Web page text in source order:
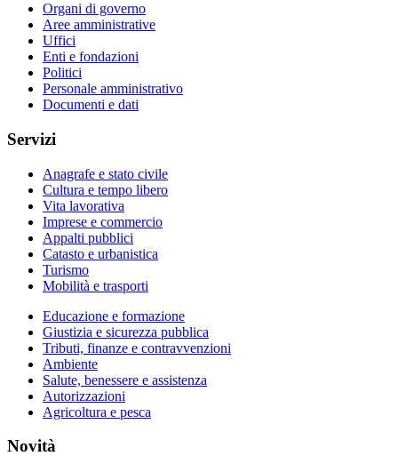
Organi di governo
Aree amministrative
Uffici
Enti e fondazioni
Politici
Personale amministrativo
Documenti e dati
Servizi
Anagrafe e stato civile
Cultura e tempo libero
Vita lavorativa
Imprese e commercio
Appalti pubblici
Catasto e urbanistica
Turismo
Mobilità e trasporti
Educazione e formazione
Giustizia e sicurezza pubblica
Tributi, finanze e contravvenzioni
Ambiente
Salute, benessere e assistenza
Autorizzazioni
Agricoltura e pesca
Novità